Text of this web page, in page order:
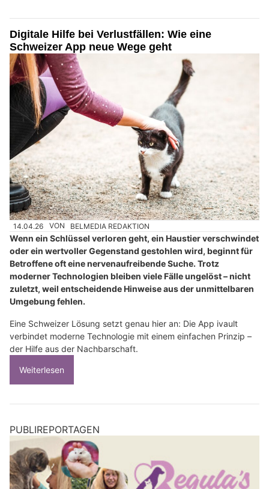
Digitale Hilfe bei Verlustfällen: Wie eine
Schweizer App neue Wege geht
14.04.26 VON BELMEDIA REDAKTION
Wenn ein Schlüssel verloren geht, ein Haustier verschwindet
oder ein wertvoller Gegenstand gestohlen wird, beginnt für
Betroffene oft eine nervenaufreibende Suche. Trotz
moderner Technologien bleiben viele Fälle ungelöst – nicht
zuletzt, weil entscheidende Hinweise aus der unmittelbaren
Umgebung fehlen.
Eine Schweizer Lösung setzt genau hier an: Die App ivault
verbindet moderne Technologie mit einem einfachen Prinzip –
der Hilfe aus der Nachbarschaft.
Weiterlesen
PUBLIREPORTAGEN